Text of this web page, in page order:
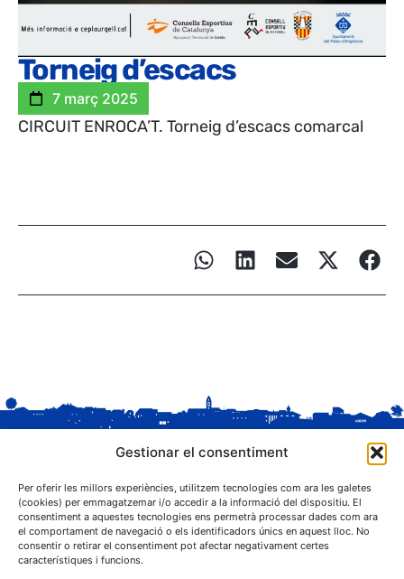
Gestionar el consentiment
Per oferir les millors experiències, utilitzem tecnologies com ara les galetes
(cookies) per emmagatzemar i/o accedir a la informació del dispositiu. El
consentiment a aquestes tecnologies ens permetrà processar dades com ara
el comportament de navegació o els identificadors únics en aquest lloc. No
consentir o retirar el consentiment pot afectar negativament certes
característiques i funcions.
Torneig d’escacs
7 març 2025
CIRCUIT ENROCA’T. Torneig d’escacs comarcal
C. Sant Josep, 1
25243 El Palau d'Anglesola (Pla d'Urgell)